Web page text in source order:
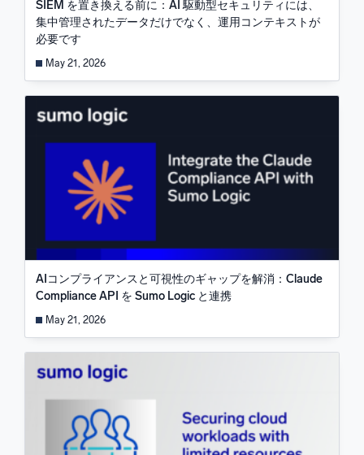
SIEM を置き換える前に：AI 駆動型セキュリティには、
集中管理されたデータだけでなく、運用コンテキストが
必要です
May 21, 2026
AIコンプライアンスと可視性のギャップを解消：Claude
Compliance API を Sumo Logic と連携
May 21, 2026